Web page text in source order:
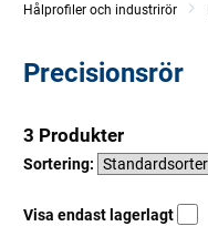
Hålprofiler och industrirör
Precisionsrör
3 Produkter
Sortering:
Visa endast lagerlagt